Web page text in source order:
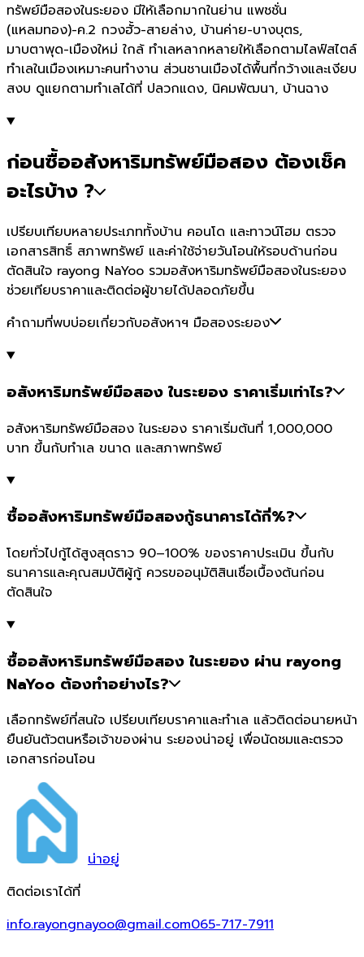
ทรัพย์มือสองในระยอง มีให้เลือกมากในย่าน แพชชั่น
(แหลมทอง)-ค.2 กวงฮั้ว-สายล่าง, บ้านค่าย-บางบุตร,
มาบตาพุด-เมืองใหม่ ใกล้ ทำเลหลากหลายให้เลือกตามไลฟ์สไตล์
ทำเลในเมืองเหมาะคนทำงาน ส่วนชานเมืองได้พื้นที่กว้างและเงียบ
สงบ ดูแยกตามทำเลได้ที่ ปลวกแดง, นิคมพัฒนา, บ้านฉาง
ก่อนซื้ออสังหาริมทรัพย์มือสอง ต้องเช็ค
อะไรบ้าง ?
เปรียบเทียบหลายประเภททั้งบ้าน คอนโด และทาวน์โฮม ตรวจ
เอกสารสิทธิ์ สภาพทรัพย์ และค่าใช้จ่ายวันโอนให้รอบด้านก่อน
ตัดสินใจ rayong NaYoo รวมอสังหาริมทรัพย์มือสองในระยอง
ช่วยเทียบราคาและติดต่อผู้ขายได้ปลอดภัยขึ้น
คำถามที่พบบ่อยเกี่ยวกับอสังหาฯ มือสองระยอง
อสังหาริมทรัพย์มือสอง ในระยอง ราคาเริ่มเท่าไร?
อสังหาริมทรัพย์มือสอง ในระยอง ราคาเริ่มต้นที่ 1,000,000
บาท ขึ้นกับทำเล ขนาด และสภาพทรัพย์
ซื้ออสังหาริมทรัพย์มือสองกู้ธนาคารได้กี่%?
โดยทั่วไปกู้ได้สูงสุดราว 90–100% ของราคาประเมิน ขึ้นกับ
ธนาคารและคุณสมบัติผู้กู้ ควรขออนุมัติสินเชื่อเบื้องต้นก่อน
ตัดสินใจ
ซื้ออสังหาริมทรัพย์มือสอง ในระยอง ผ่าน rayong
NaYoo ต้องทำอย่างไร?
เลือกทรัพย์ที่สนใจ เปรียบเทียบราคาและทำเล แล้วติดต่อนายหน้า
ยืนยันตัวตนหรือเจ้าของผ่าน ระยองน่าอยู่ เพื่อนัดชมและตรวจ
เอกสารก่อนโอน
น่าอยู่
ติดต่อเราได้ที่
info.rayongnayoo@gmail.com065-717-7911